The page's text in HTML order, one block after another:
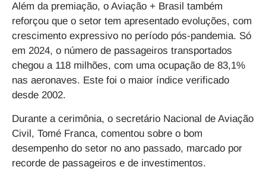
Além da premiação, o Aviação + Brasil também
reforçou que o setor tem apresentado evoluções, com
crescimento expressivo no período pós-pandemia. Só
em 2024, o número de passageiros transportados
chegou a 118 milhões, com uma ocupação de 83,1%
nas aeronaves. Este foi o maior índice verificado
desde 2002.
Durante a cerimônia, o secretário Nacional de Aviação
Civil, Tomé Franca, comentou sobre o bom
desempenho do setor no ano passado, marcado por
recorde de passageiros e de investimentos.